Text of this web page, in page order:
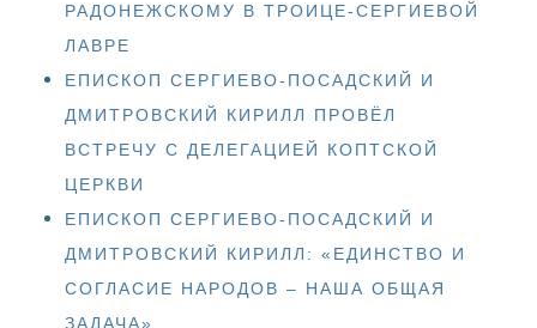
РАДОНЕЖСКОМУ В ТРОИЦЕ-СЕРГИЕВОЙ
ЛАВРЕ
ЕПИСКОП СЕРГИЕВО-ПОСАДСКИЙ И
ДМИТРОВСКИЙ КИРИЛЛ ПРОВЁЛ
ВСТРЕЧУ С ДЕЛЕГАЦИЕЙ КОПТСКОЙ
ЦЕРКВИ
ЕПИСКОП СЕРГИЕВО-ПОСАДСКИЙ И
ДМИТРОВСКИЙ КИРИЛЛ: «ЕДИНСТВО И
СОГЛАСИЕ НАРОДОВ – НАША ОБЩАЯ
ЗАДАЧА»